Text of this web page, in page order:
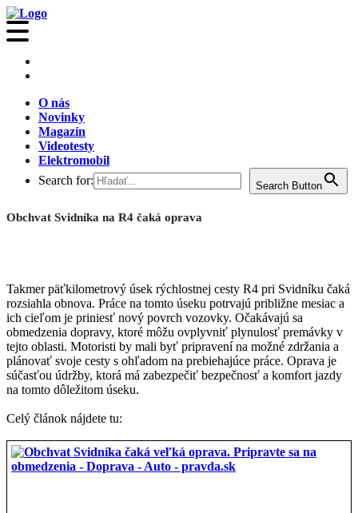
O nás
Novinky
Magazín
Videotesty
Elektromobil
Search for:
Search Button
Obchvat Svidníka na R4 čaká oprava
Takmer päťkilometrový úsek rýchlostnej cesty R4 pri Svidníku čaká
rozsiahla obnova. Práce na tomto úseku potrvajú približne mesiac a
ich cieľom je priniesť nový povrch vozovky. Očakávajú sa
obmedzenia dopravy, ktoré môžu ovplyvniť plynulosť premávky v
tejto oblasti. Motoristi by mali byť pripravení na možné zdržania a
plánovať svoje cesty s ohľadom na prebiehajúce práce. Oprava je
súčasťou údržby, ktorá má zabezpečiť bezpečnosť a komfort jazdy
na tomto dôležitom úseku.
Celý článok nájdete tu: